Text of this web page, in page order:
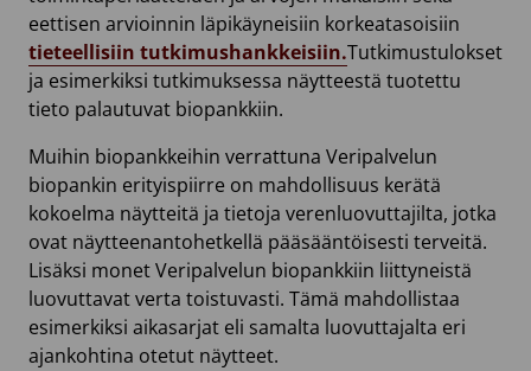
eettisen arvioinnin läpikäyneisiin korkeatasoisiin
tieteellisiin tutkimushankkeisiin.Tutkimustulokset
ja esimerkiksi tutkimuksessa näytteestä tuotettu
tieto palautuvat biopankkiin.
Muihin biopankkeihin verrattuna Veripalvelun
biopankin erityispiirre on mahdollisuus kerätä
kokoelma näytteitä ja tietoja verenluovuttajilta, jotka
ovat näytteenantohetkellä pääsääntöisesti terveitä.
Lisäksi monet Veripalvelun biopankkiin liittyneistä
luovuttavat verta toistuvasti. Tämä mahdollistaa
esimerkiksi aikasarjat eli samalta luovuttajalta eri
ajankohtina otetut näytteet.